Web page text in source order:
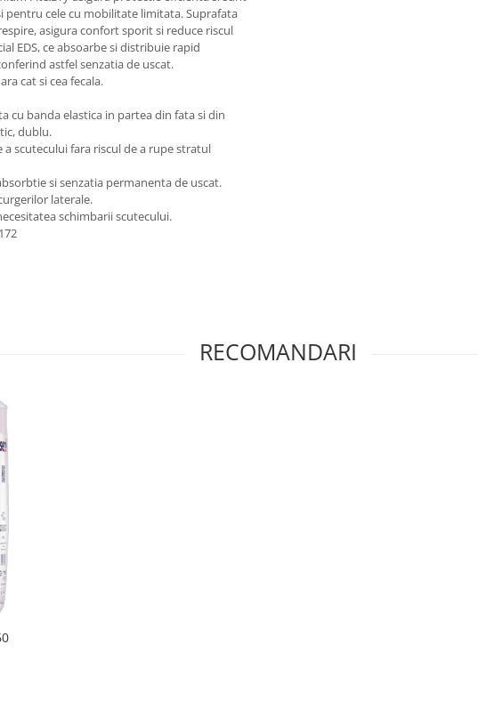
cele cu mobilitate limitata. Suprafata
asigura confort sporit si reduce riscul
EDS, ce absoarbe si distribuie rapid
astfel senzatia de uscat.
cat si cea fecala.
cu banda elastica in partea din fata si din
dublu.
scutecului fara riscul de a rupe stratul
si senzatia permanenta de uscat.
laterale.
schimbarii scutecului.
RECOMANDARI